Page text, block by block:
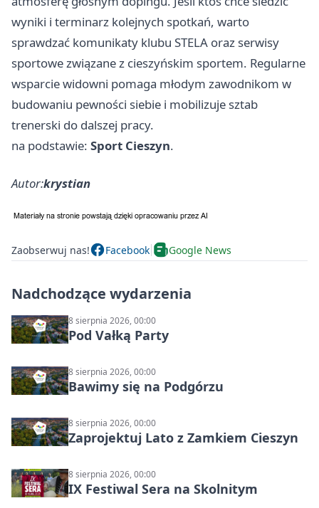
wyniki i terminarz kolejnych spotkań, warto
sprawdzać komunikaty klubu STELA oraz serwisy
sportowe związane z cieszyńskim sportem. Regularne
wsparcie widowni pomaga młodym zawodnikom w
budowaniu pewności siebie i mobilizuje sztab
trenerski do dalszej pracy.
na podstawie: Sport Cieszyn.
Autor:krystian
Zaobserwuj nas! Facebook Google News
Nadchodzące wydarzenia
8 sierpnia 2026, 00:00
Pod Vałką Party
8 sierpnia 2026, 00:00
Bawimy się na Podgórzu
8 sierpnia 2026, 00:00
Zaprojektuj Lato z Zamkiem Cieszyn
8 sierpnia 2026, 00:00
IX Festiwal Sera na Skolnitym